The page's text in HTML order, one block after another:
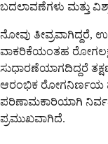
ಬದಲಾವಣೆಗಳು ಮತ್ತು
ನೋವು ತೀವ್ರವಾಗಿದ್ದರೆ,
ವಾಕರಿಕೆಯಂತಹ
ಸುಧಾರಣೆಯಾಗದಿದ್ದರೆ
ಆರಂಭಿಕ ರೋಗನಿರ್ಣಯ
ಪರಿಣಾಮಕಾರಿಯಾಗಿ
ಪ್ರಮುಖವಾಗಿದೆ.